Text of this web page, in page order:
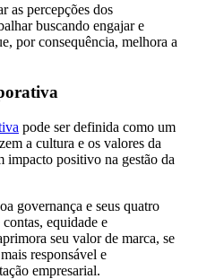
as percepções dos
buscando engajar e
por consequência, melhora a
pode ser definida como um
a cultura e os valores da
impacto positivo na gestão da
governança e seus quatro
equidade e
seu valor de marca, se
responsável e
empresarial.